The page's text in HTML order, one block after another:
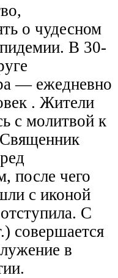
о чудесном
В 30-
— ежедневно
. Жители
с молитвой к
после чего
с иконой
С
совершается
в